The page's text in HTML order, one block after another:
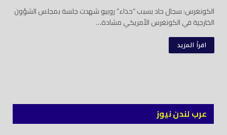
الكونغرس: سجال حاد بسبب “حذاء” روبيو شهدت جلسة بمجلس الشؤون
الخارجية في الكونغرس الأمريكي مشادة…
اقرأ المزيد
عرب لندن نيوز